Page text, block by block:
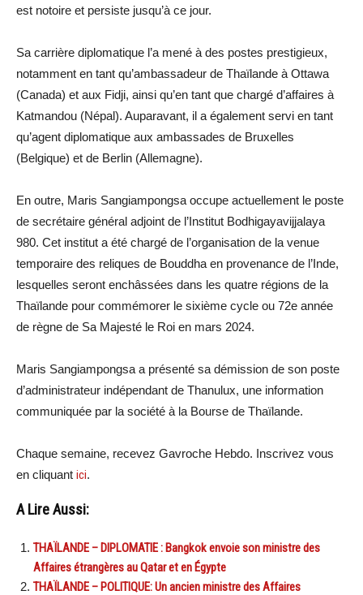
est notoire et persiste jusqu’à ce jour.
Sa carrière diplomatique l’a mené à des postes prestigieux,
notamment en tant qu’ambassadeur de Thaïlande à Ottawa
(Canada) et aux Fidji, ainsi qu’en tant que chargé d’affaires à
Katmandou (Népal). Auparavant, il a également servi en tant
qu’agent diplomatique aux ambassades de Bruxelles
(Belgique) et de Berlin (Allemagne).
En outre, Maris Sangiampongsa occupe actuellement le poste
de secrétaire général adjoint de l’Institut Bodhigayavijjalaya
980. Cet institut a été chargé de l’organisation de la venue
temporaire des reliques de Bouddha en provenance de l’Inde,
lesquelles seront enchâssées dans les quatre régions de la
Thaïlande pour commémorer le sixième cycle ou 72e année
de règne de Sa Majesté le Roi en mars 2024.
Maris Sangiampongsa a présenté sa démission de son poste
d’administrateur indépendant de Thanulux, une information
communiquée par la société à la Bourse de Thaïlande.
Chaque semaine, recevez Gavroche Hebdo. Inscrivez vous
en cliquant ici.
A Lire Aussi:
THAÏLANDE – DIPLOMATIE : Bangkok envoie son ministre des
Affaires étrangères au Qatar et en Égypte
THAÏLANDE – POLITIQUE: Un ancien ministre des Affaires